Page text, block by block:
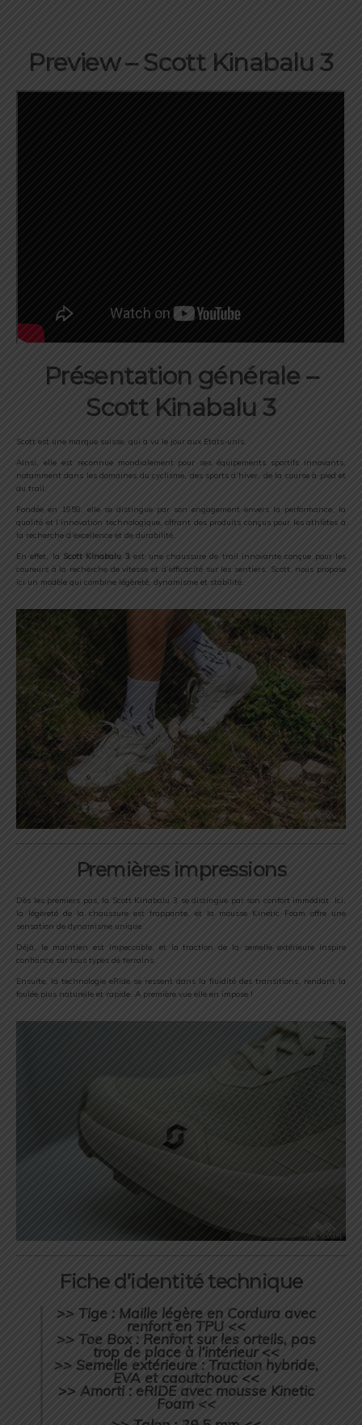
Preview– Scott Kinabalu 3
Présentation générale –
Scott Kinabalu 3
Scott est une marque suisse, qui a vu le jour aux Etats-unis.
Ainsi, elle est reconnue mondialement pour ses équipements sportifs innovants,
notamment dans les domaines du cyclisme, des sports d’hiver, de la course à pied et
du trail.
Fondée en 1958, elle se distingue par son engagement envers la performance, la
qualité et l’innovation technologique, offrant des produits conçus pour les athlètes à
la recherche d’excellence et de durabilité.
En effet, la Scott Kinabalu 3 est une chaussure de trail innovante conçue pour les
coureurs à la recherche de vitesse et d’efficacité sur les sentiers. Scott, nous propose
ici un modèle qui combine légèreté, dynamisme et stabilité.
Premières impressions
Dès les premiers pas, la Scott Kinabalu 3 se distingue par son confort immédiat. Ici,
la légèreté de la chaussure est frappante, et la mousse Kinetic Foam offre une
sensation de dynamisme unique.
Déjà, le maintien est impeccable, et la traction de la semelle extérieure inspire
confiance sur tous types de terrains.
Ensuite, la technologie eRide se ressent dans la fluidité des transitions, rendant la
foulée plus naturelle et rapide. A première vue elle en impose !
Fiche d’identité technique
>> Tige : Maille légère en Cordura avec
renfort en TPU <<
>> Toe Box : Renfort sur les orteils, pas
trop de place à l’intérieur <<
>> Semelle extérieure : Traction hybride,
EVA et caoutchouc <<
>> Amorti : eRIDE avec mousse Kinetic
Foam <<